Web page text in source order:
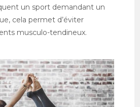
un sport demandant un
cela permet d’éviter
musculo-tendineux.